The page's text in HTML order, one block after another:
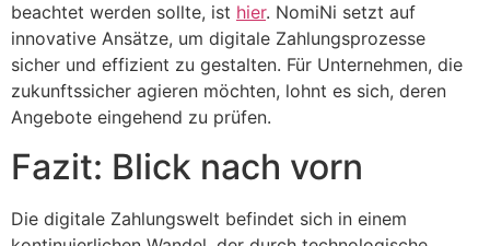
beachtet werden sollte, ist hier. NomiNi setzt auf
innovative Ansätze, um digitale Zahlungsprozesse
sicher und effizient zu gestalten. Für Unternehmen, die
zukunftssicher agieren möchten, lohnt es sich, deren
Angebote eingehend zu prüfen.
Fazit: Blick nach vorn
Die digitale Zahlungswelt befindet sich in einem